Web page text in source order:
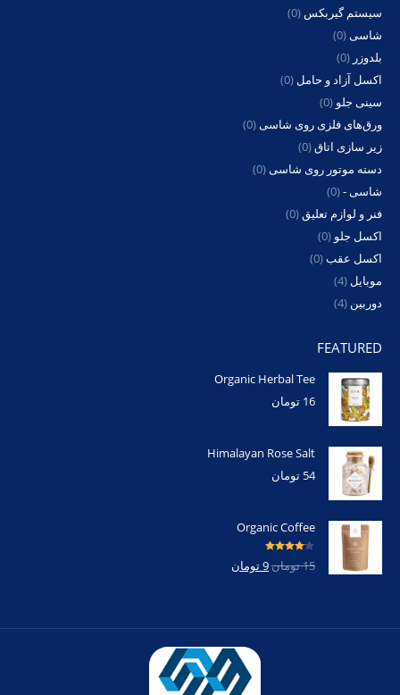
سیستم گیربکس (0)
شاسی(0)
بلدوزر (0)
اکسل آزاد و حامل (0)
سینی جلو (0)
ورق‌های فلزی روی شاسی(0)
زیر سازی اتاق(0)
دسته موتور روی شاسی(0)
شاسی -(0)
فنر و لوازم تعلیق(0)
اکسل جلو (0)
اکسل عقب(0)
موبایل (4)
دوربین (4)
FEATURED
Organic Herbal Tee
16 تومان
Himalayan Rose Salt
54 تومان
Organic Coffee
امتیاز4.00
از 5 15تومان9تومان